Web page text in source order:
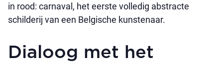
in rood: carnaval, het eerste volledig abstracte
schilderij van een Belgische kunstenaar.
Dialoog met het